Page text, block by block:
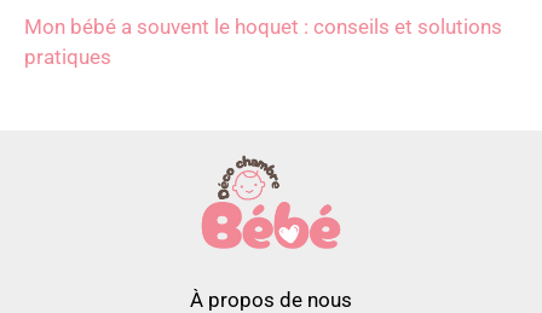
Mon bébé a souvent le hoquet : conseils et solutions
pratiques
À propos de nous